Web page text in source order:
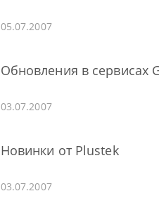
05.07.2007
Обновления в сервисах
03.07.2007
Новинки от Plustek
03.07.2007